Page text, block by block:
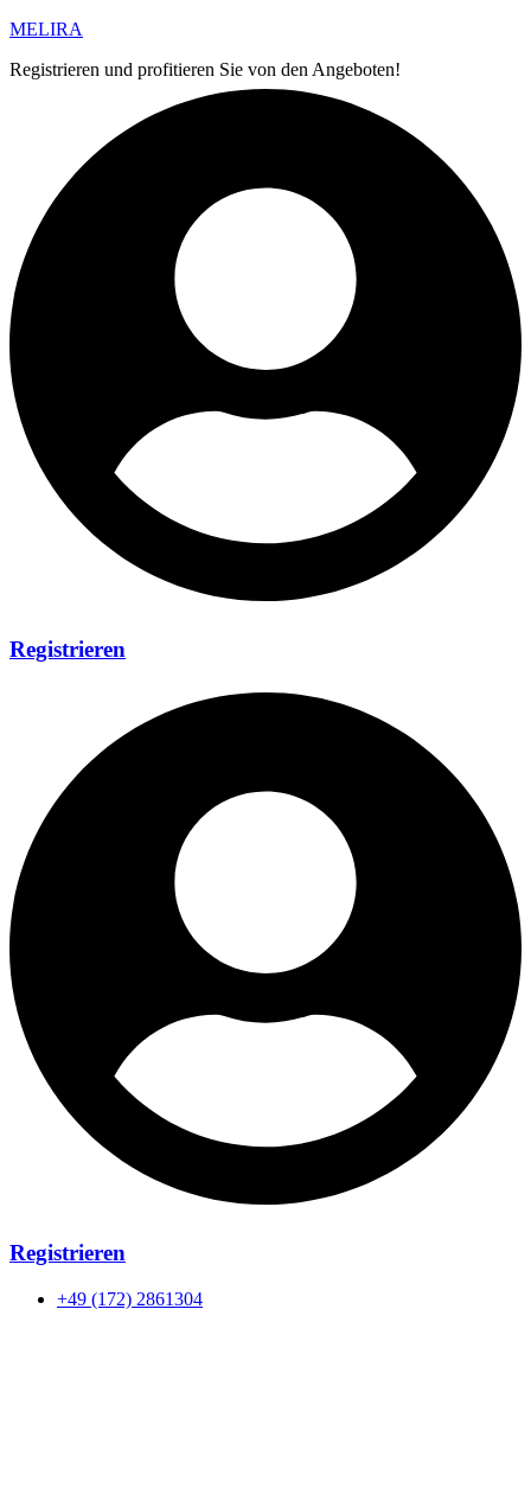
MELIRA
Registrieren und profitieren Sie von den Angeboten!
Registrieren
Registrieren
+49 (172) 2861304